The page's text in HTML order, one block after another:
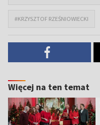
#KRZYSZTOF RZEŚNIOWIECKI
Więcej na ten temat